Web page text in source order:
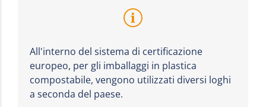
All'interno del sistema di certificazione
europeo, per gli imballaggi in plastica
compostabile, vengono utilizzati diversi loghi
a seconda del paese.